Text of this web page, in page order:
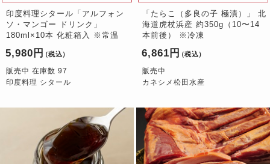
印度料理シタール「アルフォン
ソ・マンゴー ドリンク」
180ml×10本 化粧箱入 ※常温
5,980円 （税込）
販売中 在庫数 97
印度料理 シタール
「たらこ（多良の子 極漬）」 北
海道虎杖浜産 約350g（10〜14
本前後） ※冷凍
6,861円 （税込）
販売中
カネシメ松田水産